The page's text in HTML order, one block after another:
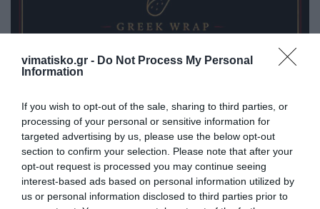
vimatisko.gr - Do Not Process My Personal
Information
If you wish to opt-out of the sale, sharing to third parties, or
processing of your personal or sensitive information for
targeted advertising by us, please use the below opt-out
section to confirm your selection. Please note that after your
opt-out request is processed you may continue seeing
interest-based ads based on personal information utilized by
us or personal information disclosed to third parties prior to
ΚΑΤΑΣΤΗΜΑΤΑ
ΜΑΣΤΙΧΑΡΙ: ΚΑΤΑΣΤΗΜΑ, γωνιακό, μόλις 50μ